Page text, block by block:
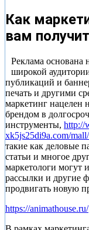
Как
вам
Реклама основана
широкой
публикаций и
печать и другими
маркетинг нацелен
брендом в
инструменты, http://
xk5js25di9a.com/
такие как деловые
статьи и многое
маркетологи могут
рассылки и другие
продвигать новую
https://animathouse.ru/